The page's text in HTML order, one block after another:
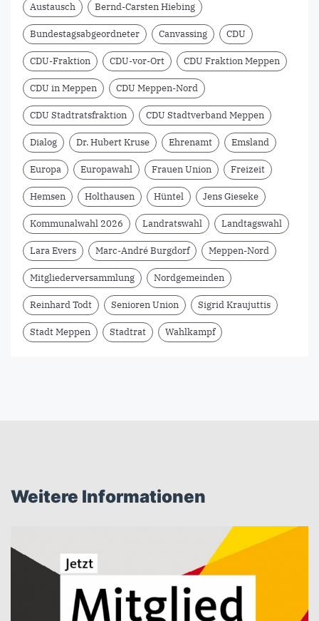
Austausch Bernd-Carsten Hiebing
Bundestagsabgeordneter Canvassing CDU
CDU-Fraktion CDU-vor-Ort CDU Fraktion Meppen
CDU in Meppen CDU Meppen-Nord
CDU Stadtratsfraktion CDU Stadtverband Meppen
Dialog Dr. Hubert Kruse Ehrenamt Emsland
Europa Europawahl Frauen Union Freizeit
Hemsen Holthausen Hüntel Jens Gieseke
Kommunalwahl 2026 Landratswahl Landtagswahl
Lara Evers Marc-André Burgdorf Meppen-Nord
Mitgliederversammlung Nordgemeinden
Reinhard Todt Senioren Union Sigrid Kraujuttis
Stadt Meppen Stadtrat Wahlkampf
Weitere Informationen